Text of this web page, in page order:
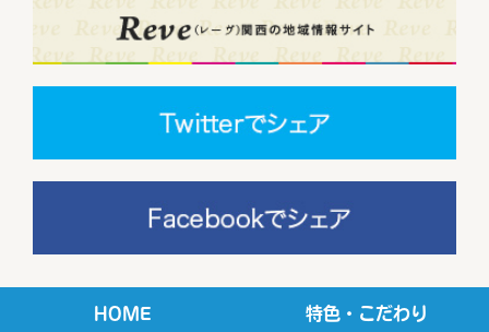
HOME 特色・こだわり